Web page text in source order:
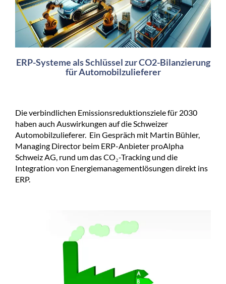
ERP-Systeme als Schlüssel zur CO2-Bilanzierung
für Automobilzulieferer
Die verbindlichen Emissionsreduktionsziele für 2030
haben auch Auswirkungen auf die Schweizer
Automobilzulieferer. Ein Gespräch mit Martin Bühler,
Managing Director beim ERP-Anbieter proAlpha
Schweiz AG, rund um das CO₂-Tracking und die
Integration von Energiemanagementlösungen direkt ins
ERP.